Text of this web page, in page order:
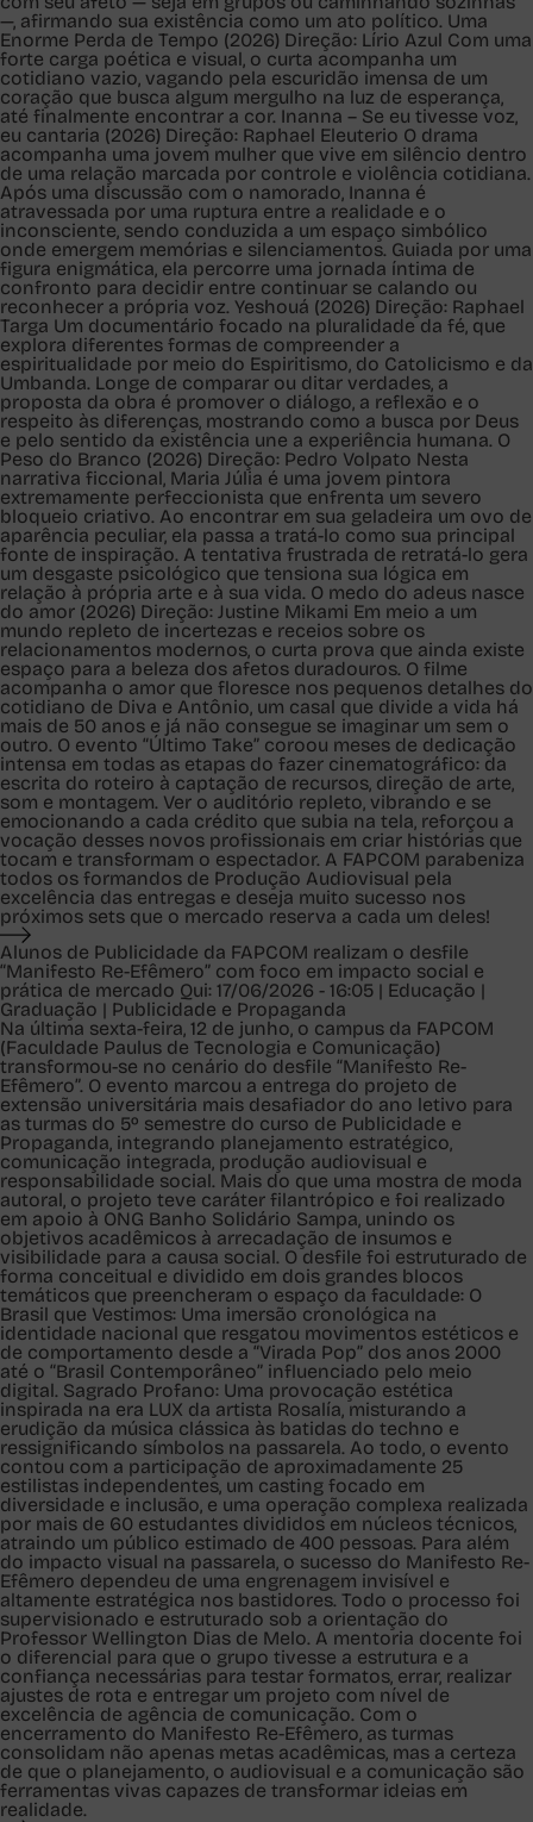
—, afirmando sua existência como um ato político. Uma
Enorme Perda de Tempo (2026) Direção: Lírio Azul Com uma
forte carga poética e visual, o curta acompanha um
cotidiano vazio, vagando pela escuridão imensa de um
coração que busca algum mergulho na luz de esperança,
até finalmente encontrar a cor. Inanna – Se eu tivesse voz,
eu cantaria (2026) Direção: Raphael Eleuterio O drama
acompanha uma jovem mulher que vive em silêncio dentro
de uma relação marcada por controle e violência cotidiana.
Após uma discussão com o namorado, Inanna é
atravessada por uma ruptura entre a realidade e o
inconsciente, sendo conduzida a um espaço simbólico
onde emergem memórias e silenciamentos. Guiada por uma
figura enigmática, ela percorre uma jornada íntima de
confronto para decidir entre continuar se calando ou
reconhecer a própria voz. Yeshouá (2026) Direção: Raphael
Targa Um documentário focado na pluralidade da fé, que
explora diferentes formas de compreender a
espiritualidade por meio do Espiritismo, do Catolicismo e da
Umbanda. Longe de comparar ou ditar verdades, a
proposta da obra é promover o diálogo, a reflexão e o
respeito às diferenças, mostrando como a busca por Deus
e pelo sentido da existência une a experiência humana. O
Peso do Branco (2026) Direção: Pedro Volpato Nesta
narrativa ficcional, Maria Júlia é uma jovem pintora
extremamente perfeccionista que enfrenta um severo
bloqueio criativo. Ao encontrar em sua geladeira um ovo de
aparência peculiar, ela passa a tratá-lo como sua principal
fonte de inspiração. A tentativa frustrada de retratá-lo gera
um desgaste psicológico que tensiona sua lógica em
relação à própria arte e à sua vida. O medo do adeus nasce
do amor (2026) Direção: Justine Mikami Em meio a um
mundo repleto de incertezas e receios sobre os
relacionamentos modernos, o curta prova que ainda existe
espaço para a beleza dos afetos duradouros. O filme
acompanha o amor que floresce nos pequenos detalhes do
cotidiano de Diva e Antônio, um casal que divide a vida há
mais de 50 anos e já não consegue se imaginar um sem o
outro. O evento “Último Take” coroou meses de dedicação
intensa em todas as etapas do fazer cinematográfico: da
escrita do roteiro à captação de recursos, direção de arte,
som e montagem. Ver o auditório repleto, vibrando e se
emocionando a cada crédito que subia na tela, reforçou a
vocação desses novos profissionais em criar histórias que
tocam e transformam o espectador. A FAPCOM parabeniza
todos os formandos de Produção Audiovisual pela
excelência das entregas e deseja muito sucesso nos
próximos sets que o mercado reserva a cada um deles!
Alunos de Publicidade da FAPCOM realizam o desfile
“Manifesto Re-Efêmero” com foco em impacto social e
prática de mercado Qui: 17/06/2026 - 16:05 | Educação |
Graduação | Publicidade e Propaganda
Na última sexta-feira, 12 de junho, o campus da FAPCOM
(Faculdade Paulus de Tecnologia e Comunicação)
transformou-se no cenário do desfile “Manifesto Re-
Efêmero”. O evento marcou a entrega do projeto de
extensão universitária mais desafiador do ano letivo para
as turmas do 5º semestre do curso de Publicidade e
Propaganda, integrando planejamento estratégico,
comunicação integrada, produção audiovisual e
responsabilidade social. Mais do que uma mostra de moda
autoral, o projeto teve caráter filantrópico e foi realizado
em apoio à ONG Banho Solidário Sampa, unindo os
objetivos acadêmicos à arrecadação de insumos e
visibilidade para a causa social. O desfile foi estruturado de
forma conceitual e dividido em dois grandes blocos
temáticos que preencheram o espaço da faculdade: O
Brasil que Vestimos: Uma imersão cronológica na
identidade nacional que resgatou movimentos estéticos e
de comportamento desde a “Virada Pop” dos anos 2000
até o “Brasil Contemporâneo” influenciado pelo meio
digital. Sagrado Profano: Uma provocação estética
inspirada na era LUX da artista Rosalía, misturando a
erudição da música clássica às batidas do techno e
ressignificando símbolos na passarela. Ao todo, o evento
contou com a participação de aproximadamente 25
estilistas independentes, um casting focado em
diversidade e inclusão, e uma operação complexa realizada
por mais de 60 estudantes divididos em núcleos técnicos,
atraindo um público estimado de 400 pessoas. Para além
do impacto visual na passarela, o sucesso do Manifesto Re-
Efêmero dependeu de uma engrenagem invisível e
altamente estratégica nos bastidores. Todo o processo foi
supervisionado e estruturado sob a orientação do
Professor Wellington Dias de Melo. A mentoria docente foi
o diferencial para que o grupo tivesse a estrutura e a
confiança necessárias para testar formatos, errar, realizar
ajustes de rota e entregar um projeto com nível de
excelência de agência de comunicação. Com o
encerramento do Manifesto Re-Efêmero, as turmas
consolidam não apenas metas acadêmicas, mas a certeza
de que o planejamento, o audiovisual e a comunicação são
ferramentas vivas capazes de transformar ideias em
realidade.